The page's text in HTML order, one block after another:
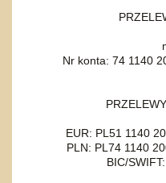
Nr konta: 74 1140
EUR: PL51 1140
PLN: PL74 1140
BIC/